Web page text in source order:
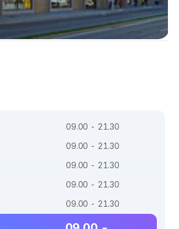
09.00 - 21.30
09.00 - 21.30
09.00 - 21.30
09.00 - 21.30
09.00 - 21.30